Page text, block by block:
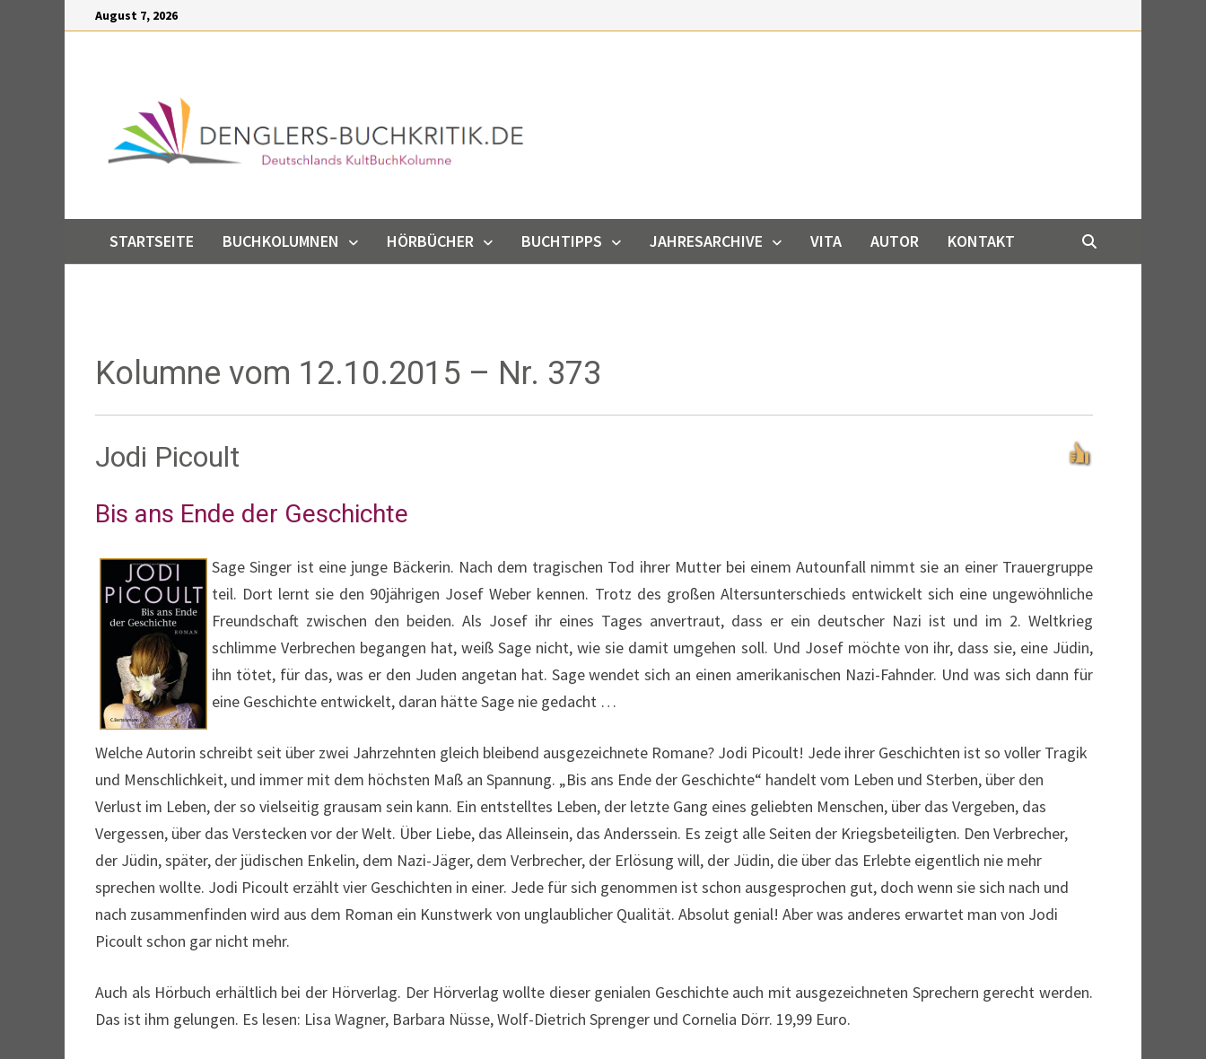
August 7, 2026
STARTSEITE BUCHKOLUMNEN HÖRBÜCHER BUCHTIPPS JAHRESARCHIVE VITA AUTOR KONTAKT
Kolumne vom 12.10.2015 – Nr. 373
Jodi Picoult
Bis ans Ende der Geschichte
Sage Singer ist eine junge Bäckerin. Nach dem tragischen Tod ihrer Mutter bei einem Autounfall nimmt sie an einer Trauergruppe
teil. Dort lernt sie den 90jährigen Josef Weber kennen. Trotz des großen Altersunterschieds entwickelt sich eine ungewöhnliche
Freundschaft zwischen den beiden. Als Josef ihr eines Tages anvertraut, dass er ein deutscher Nazi ist und im 2. Weltkrieg
schlimme Verbrechen begangen hat, weiß Sage nicht, wie sie damit umgehen soll. Und Josef möchte von ihr, dass sie, eine Jüdin,
ihn tötet, für das, was er den Juden angetan hat. Sage wendet sich an einen amerikanischen Nazi-Fahnder. Und was sich dann für
eine Geschichte entwickelt, daran hätte Sage nie gedacht …
Welche Autorin schreibt seit über zwei Jahrzehnten gleich bleibend ausgezeichnete Romane? Jodi Picoult! Jede ihrer Geschichten ist so voller Tragik
und Menschlichkeit, und immer mit dem höchsten Maß an Spannung. „Bis ans Ende der Geschichte“ handelt vom Leben und Sterben, über den
Verlust im Leben, der so vielseitig grausam sein kann. Ein entstelltes Leben, der letzte Gang eines geliebten Menschen, über das Vergeben, das
Vergessen, über das Verstecken vor der Welt. Über Liebe, das Alleinsein, das Anderssein. Es zeigt alle Seiten der Kriegsbeteiligten. Den Verbrecher,
der Jüdin, später, der jüdischen Enkelin, dem Nazi-Jäger, dem Verbrecher, der Erlösung will, der Jüdin, die über das Erlebte eigentlich nie mehr
sprechen wollte. Jodi Picoult erzählt vier Geschichten in einer. Jede für sich genommen ist schon ausgesprochen gut, doch wenn sie sich nach und
nach zusammenfinden wird aus dem Roman ein Kunstwerk von unglaublicher Qualität. Absolut genial! Aber was anderes erwartet man von Jodi
Picoult schon gar nicht mehr.
Auch als Hörbuch erhältlich bei der Hörverlag. Der Hörverlag wollte dieser genialen Geschichte auch mit ausgezeichneten Sprechern gerecht werden.
Das ist ihm gelungen. Es lesen: Lisa Wagner, Barbara Nüsse, Wolf-Dietrich Sprenger und Cornelia Dörr. 19,99 Euro.